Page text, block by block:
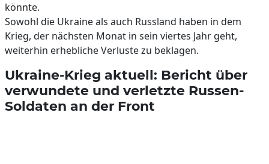
könnte.
Sowohl die Ukraine als auch Russland haben in dem
Krieg, der nächsten Monat in sein viertes Jahr geht,
weiterhin erhebliche Verluste zu beklagen.
Ukraine-Krieg aktuell: Bericht über
verwundete und verletzte Russen-
Soldaten an der Front